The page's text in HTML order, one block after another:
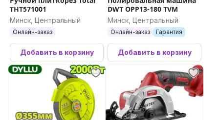
THT571001
Минск, Центральный
Онлайн-заказ
Добавить в корзину
DWT OPP13-180 TVM
Минск, Центральный
Онлайн-заказ Гарантия
Добавить в корзину